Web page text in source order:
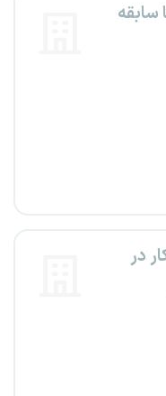
سابقه
در